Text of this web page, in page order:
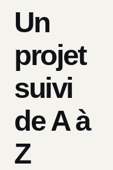
Un
projet
suivi
de A à
Z